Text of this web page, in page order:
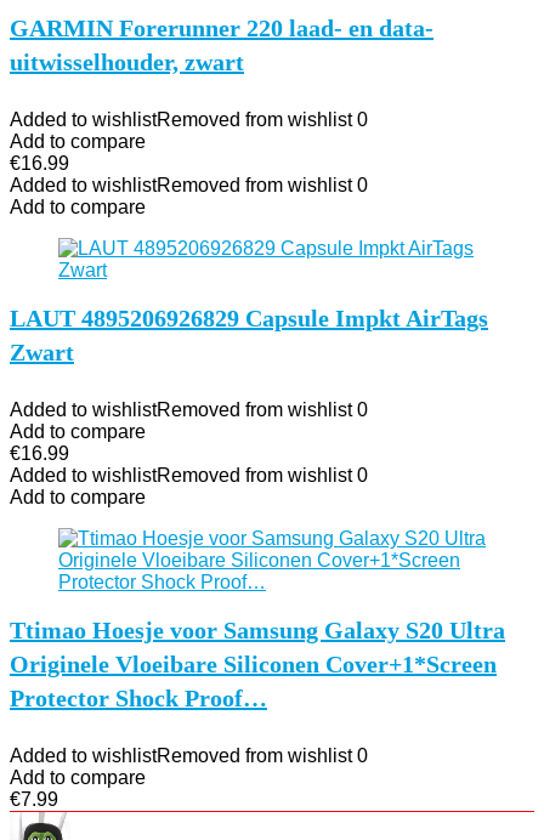
GARMIN Forerunner 220 laad- en data-
uitwisselhouder, zwart
Added to wishlistRemoved from wishlist 0
Add to compare
€16.99
Added to wishlistRemoved from wishlist 0
Add to compare
LAUT 4895206926829 Capsule Impkt AirTags
Zwart
Added to wishlistRemoved from wishlist 0
Add to compare
€16.99
Added to wishlistRemoved from wishlist 0
Add to compare
Ttimao Hoesje voor Samsung Galaxy S20 Ultra
Originele Vloeibare Siliconen Cover+1*Screen
Protector Shock Proof…
Added to wishlistRemoved from wishlist 0
Add to compare
€7.99